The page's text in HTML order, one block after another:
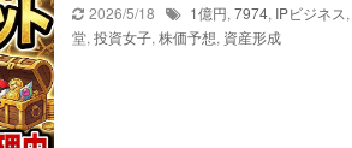
2026/5/18 1億円, 7974, IPビジネス,
堂, 投資女子, 株価予想, 資産形成